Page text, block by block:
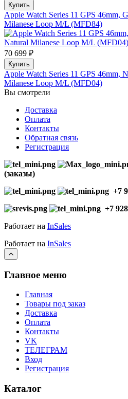
Купить
Apple Watch Series 11 GPS 46mm,
Milanese Loop M/L (MFD84)
70 699 ₽
Купить
Apple Watch Series 11 GPS 46mm,
Milanese Loop M/L (MFD04)
Вы смотрели
Доставка
Оплата
Контакты
Обратная связь
Регистрация
(заказы)
+7
+7
Работает на InSales
Работает на InSales
Главное меню
Главная
Товары под заказ
Доставка
Оплата
Контакты
VK
ТЕЛЕГРАМ
Вход
Регистрация
Каталог